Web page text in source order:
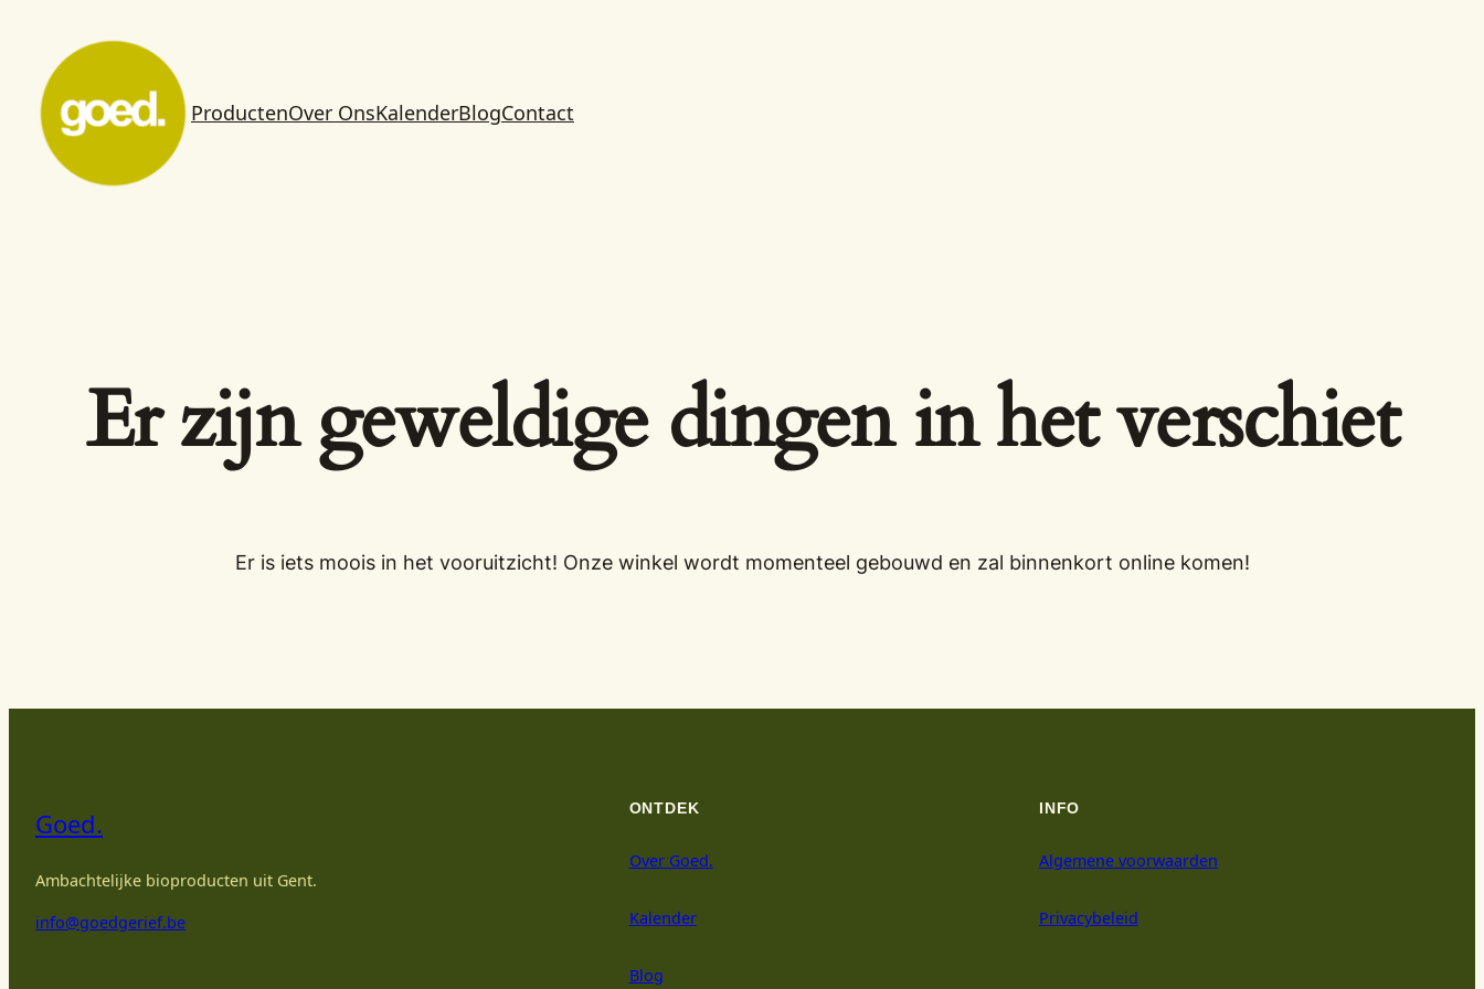
ProductenOver OnsKalenderBlogContact
Er zijn geweldige dingen in het verschiet
Er is iets moois in het vooruitzicht! Onze winkel wordt momenteel gebouwd en zal binnenkort online komen!
Goed.
Ambachtelijke bioproducten uit Gent.
info@goedgerief.be
ONTDEK
Over Goed.
Kalender
Blog
INFO
Algemene voorwaarden
Privacybeleid